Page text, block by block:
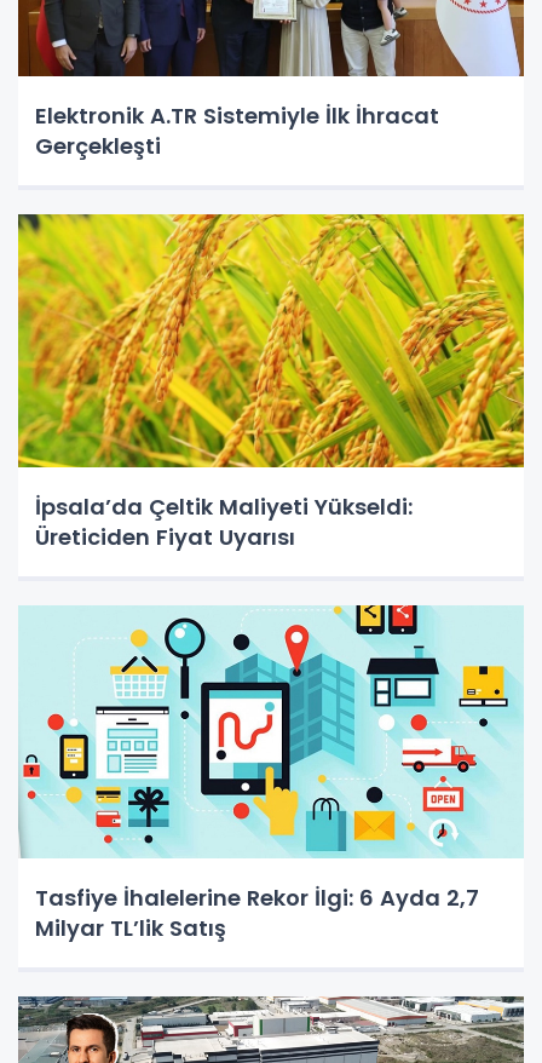
Elektronik A.TR Sistemiyle İlk İhracat
Gerçekleşti
İpsala’da Çeltik Maliyeti Yükseldi:
Üreticiden Fiyat Uyarısı
Tasfiye İhalelerine Rekor İlgi: 6 Ayda 2,7
Milyar TL’lik Satış